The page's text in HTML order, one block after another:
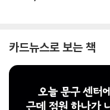
카드뉴스로 보는 책